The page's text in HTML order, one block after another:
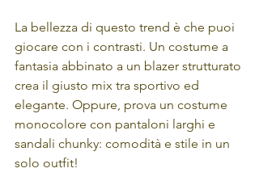
La bellezza di questo trend è che puoi
giocare con i contrasti. Un costume a
fantasia abbinato a un blazer strutturato
crea il giusto mix tra sportivo ed
elegante. Oppure, prova un costume
monocolore con pantaloni larghi e
sandali chunky: comodità e stile in un
solo outfit!